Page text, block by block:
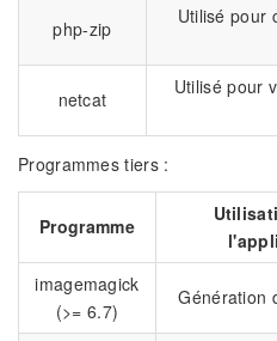
php-zip
Utilisé pour
netcat
Utilisé pour
Programmes tiers :
Programme
imagemagick
(>= 6.7)
Génération